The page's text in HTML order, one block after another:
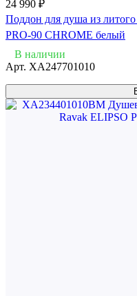
24 990 ₽
Поддон для душа из
PRO-90 CHROME белый
В наличии
Арт. XA247701010